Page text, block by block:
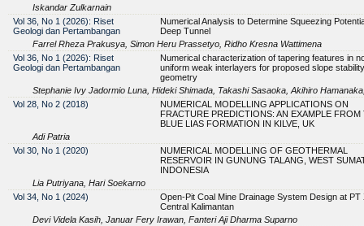
Iskandar Zulkarnain
Vol 36, No 1 (2026): Riset
Geologi dan Pertambangan
Numerical Analysis to Determine Squeezing
Deep Tunnel
Farrel Rheza Prakusya, Simon Heru Prassetyo, Ridho Kresna Wattimena
Vol 36, No 1 (2026): Riset
Geologi dan Pertambangan
Numerical characterization of tapering features in
uniform weak interlayers for proposed slope stability
geometry
Stephanie Ivy Jadormio Luna, Hideki Shimada, Takashi Sasaoka, Akihiro
Vol 28, No 2 (2018)
NUMERICAL MODELLING APPLICATIONS ON
FRACTURE PREDICTIONS: AN EXAMPLE FROM
BLUE LIAS FORMATION IN KILVE, UK
Adi Patria
Vol 30, No 1 (2020)
NUMERICAL MODELLING OF GEOTHERMAL
RESERVOIR IN GUNUNG TALANG, WEST
INDONESIA
Lia Putriyana, Hari Soekarno
Vol 34, No 1 (2024)
Open-Pit Coal Mine Drainage System Design at PT
Central Kalimantan
Devi Videla Kasih, Januar Fery Irawan, Fanteri Aji Dharma Suparno